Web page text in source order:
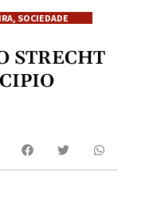
, SOCIEDADE
STRECHT